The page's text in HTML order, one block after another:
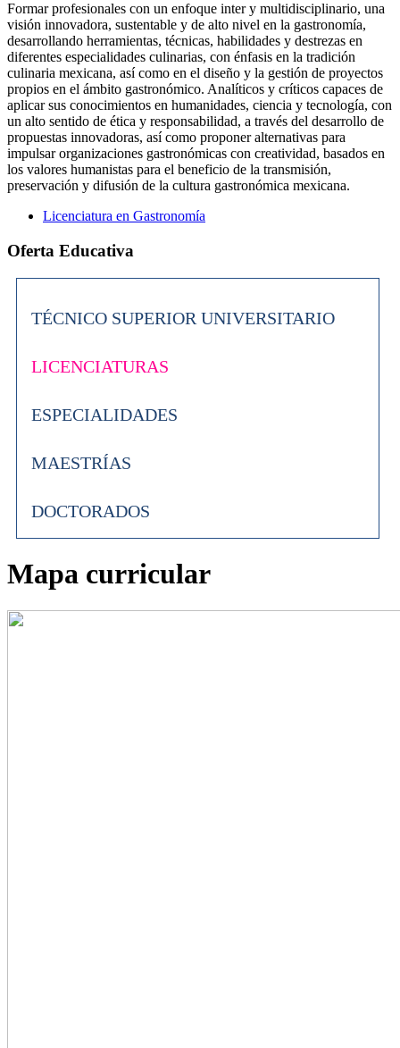
Formar profesionales con un enfoque inter y multidisciplinario, una
visión innovadora, sustentable y de alto nivel en la gastronomía,
desarrollando herramientas, técnicas, habilidades y destrezas en
diferentes especialidades culinarias, con énfasis en la tradición
culinaria mexicana, así como en el diseño y la gestión de proyectos
propios en el ámbito gastronómico. Analíticos y críticos capaces de
aplicar sus conocimientos en humanidades, ciencia y tecnología, con
un alto sentido de ética y responsabilidad, a través del desarrollo de
propuestas innovadoras, así como proponer alternativas para
impulsar organizaciones gastronómicas con creatividad, basados en
los valores humanistas para el beneficio de la transmisión,
preservación y difusión de la cultura gastronómica mexicana.
Licenciatura en Gastronomía
Oferta Educativa
TÉCNICO SUPERIOR UNIVERSITARIO
LICENCIATURAS
ESPECIALIDADES
MAESTRÍAS
DOCTORADOS
Mapa curricular